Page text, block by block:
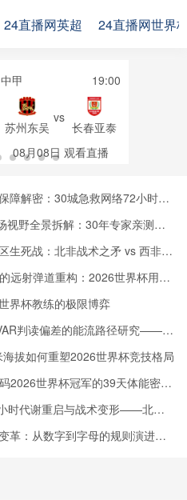
24直播网英超 24直播网世界
中甲 19:00
苏州东吴
vs
长春亚泰
08月08日 观看直播
障解密：30城急救网络72小时全
视野全景拆解：30年专家亲测的
生死战：北非战术之矛 vs 西非力
远射弹道重构：2026世界杯用球
界杯教练的极限博弈
判读偏差的能流路径研究——基
拔如何重塑2026世界杯竞技格局
2026世界杯冠军的39天体能密
时代谢重启与战术变形——北美
革：从数字到字母的规则演进与